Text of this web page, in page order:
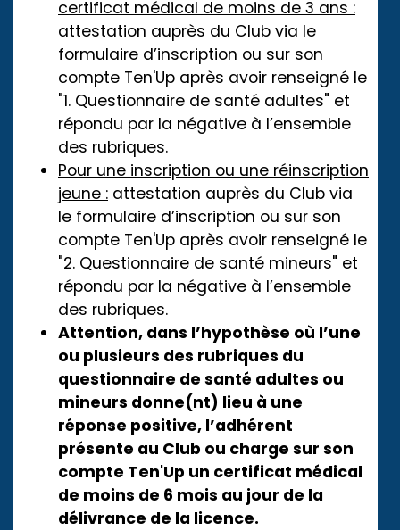
certificat médical de moins de 3 ans :
attestation auprès du Club via le
formulaire d’inscription ou sur son
compte Ten'Up après avoir renseigné le
"1. Questionnaire de santé adultes" et
répondu par la négative à l’ensemble
des rubriques.
Pour une inscription ou une réinscription
jeune : attestation auprès du Club via
le formulaire d’inscription ou sur son
compte Ten'Up après avoir renseigné le
"2. Questionnaire de santé mineurs" et
répondu par la négative à l’ensemble
des rubriques.
Attention, dans l’hypothèse où l’une
ou plusieurs des rubriques du
questionnaire de santé adultes ou
mineurs donne(nt) lieu à une
réponse positive, l’adhérent
présente au Club ou charge sur son
compte Ten'Up un certificat médical
de moins de 6 mois au jour de la
délivrance de la licence.